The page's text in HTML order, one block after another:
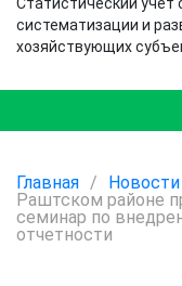
систематизации и
хозяйствующих
Главная / Новости
Раштском районе
семинар по
отчетности